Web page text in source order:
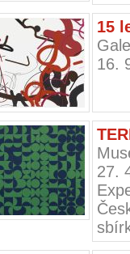
15
16.
27.